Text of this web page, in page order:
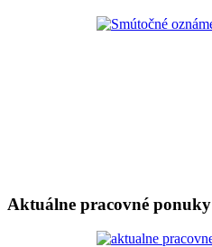
Aktuálne pracovné ponuky